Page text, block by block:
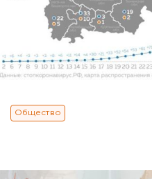
Общество